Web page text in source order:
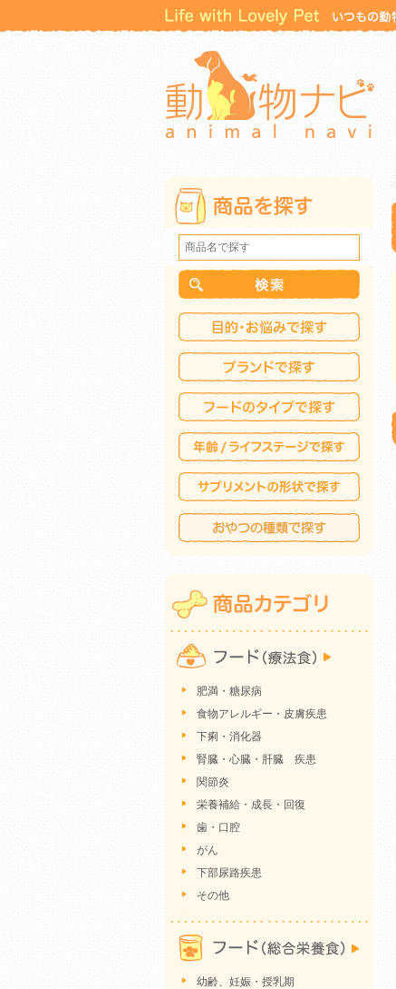
肥満・糖尿病
食物アレルギー・皮膚疾患
下痢・消化器
腎臓・心臓・肝臓 疾患
関節炎
栄養補給・成長・回復
歯・口腔
がん
下部尿路疾患
その他
幼齢、妊娠・授乳期